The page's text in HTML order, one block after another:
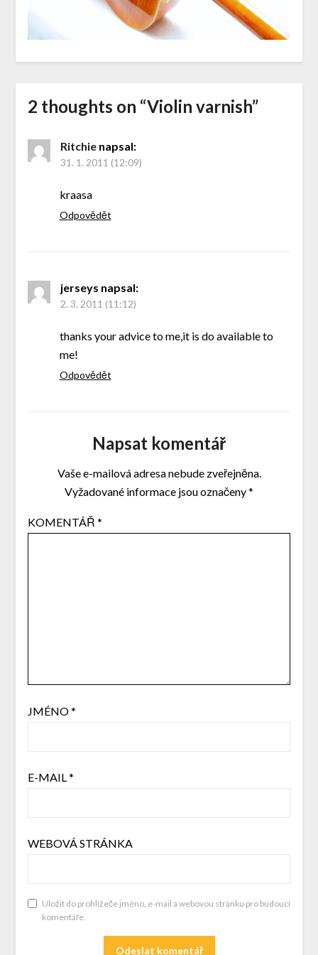
2 thoughts on “Violin varnish”
Ritchie napsal:
31. 1. 2011 (12:09)
kraasa
Odpovědět
jerseys napsal:
2. 3. 2011 (11:12)
thanks your advice to me,it is do available to
me!
Odpovědět
Napsat komentář
Vaše e-mailová adresa nebude zveřejněna.
Vyžadované informace jsou označeny*
KOMENTÁŘ *
JMÉNO*
E-MAIL *
WEBOVÁ STRÁNKA
Uložit do prohlížeče jméno, e-mail a webovou stránku pro budoucí
komentáře.